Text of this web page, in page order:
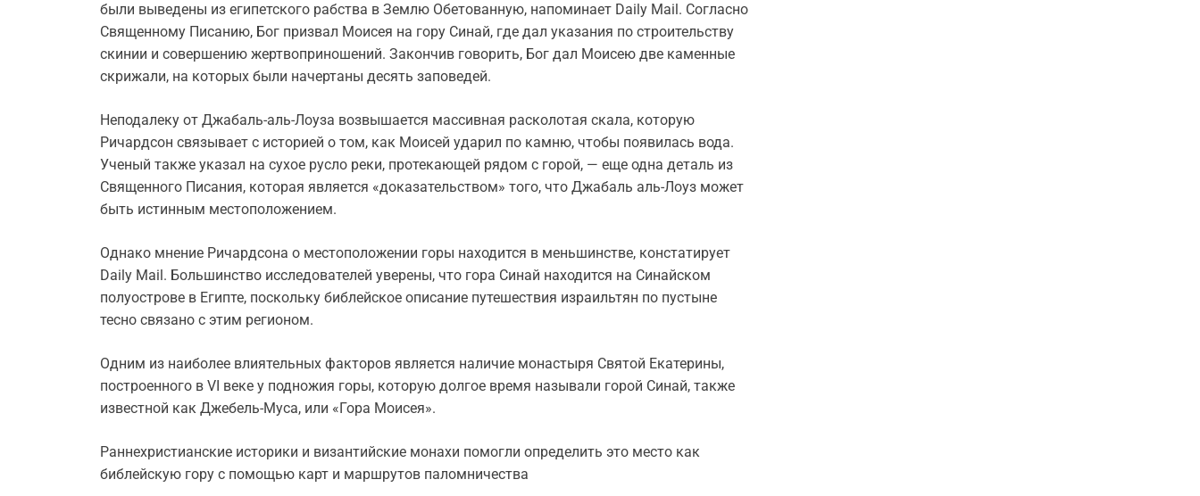
были выведены из египетского рабства в Землю Обетованную, напоминает Daily Mail. Согласно
Священному Писанию, Бог призвал Моисея на гору Синай, где дал указания по строительству
скинии и совершению жертвоприношений. Закончив говорить, Бог дал Моисею две каменные
скрижали, на которых были начертаны десять заповедей.
Неподалеку от Джабаль-аль-Лоуза возвышается массивная расколотая скала, которую
Ричардсон связывает с историей о том, как Моисей ударил по камню, чтобы появилась вода.
Ученый также указал на сухое русло реки, протекающей рядом с горой, — еще одна деталь из
Священного Писания, которая является «доказательством» того, что Джабаль аль-Лоуз может
быть истинным местоположением.
Однако мнение Ричардсона о местоположении горы находится в меньшинстве, констатирует
Daily Mail. Большинство исследователей уверены, что гора Синай находится на Синайском
полуострове в Египте, поскольку библейское описание путешествия израильтян по пустыне
тесно связано с этим регионом.
Одним из наиболее влиятельных факторов является наличие монастыря Святой Екатерины,
построенного в VI веке у подножия горы, которую долгое время называли горой Синай, также
известной как Джебель-Муса, или «Гора Моисея».
Раннехристианские историки и византийские монахи помогли определить это место как
библейскую гору с помощью карт и маршрутов паломничества